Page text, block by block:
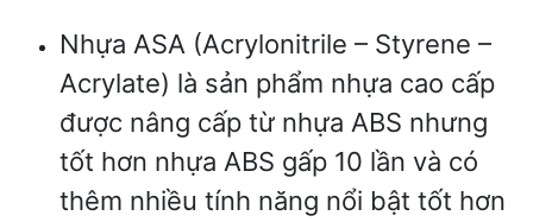
Nhựa ASA (Acrylonitrile – Styrene –
Acrylate) là sản phẩm nhựa cao cấp
được nâng cấp từ nhựa ABS nhưng
tốt hơn nhựa ABS gấp 10 lần và có
thêm nhiều tính năng nổi bật tốt hơn